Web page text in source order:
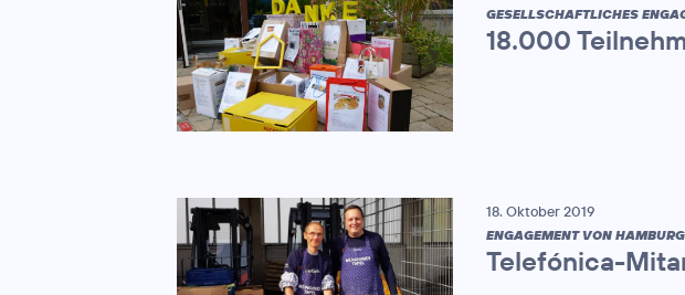
GESELLSCHAFTLICHES
18.000
18. Oktober 2019
ENGAGEMENT VON
Telefónica-